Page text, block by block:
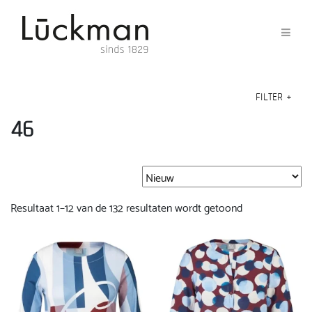
FILTER +
46
Resultaat 1–12 van de 132 resultaten wordt getoondGesorteerd
nieuwste